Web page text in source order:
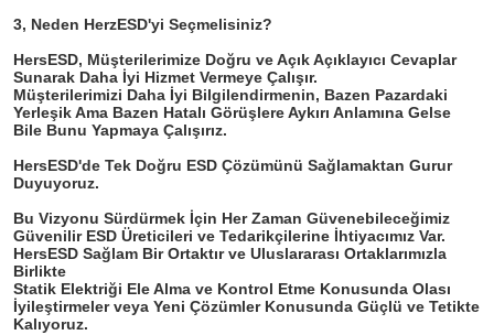
3, Neden HerzESD'yi Seçmelisiniz?
HersESD, Müşterilerimize Doğru ve Açık Açıklayıcı Cevaplar
Sunarak Daha İyi Hizmet Vermeye Çalışır.
Müşterilerimizi Daha İyi Bilgilendirmenin, Bazen Pazardaki
Yerleşik Ama Bazen Hatalı Görüşlere Aykırı Anlamına Gelse
Bile Bunu Yapmaya Çalışırız.
HersESD'de Tek Doğru ESD Çözümünü Sağlamaktan Gurur
Duyuyoruz.
Bu Vizyonu Sürdürmek İçin Her Zaman Güvenebileceğimiz
Güvenilir ESD Üreticileri ve Tedarikçilerine İhtiyacımız Var.
HersESD Sağlam Bir Ortaktır ve Uluslararası Ortaklarımızla
Birlikte
Statik Elektriği Ele Alma ve Kontrol Etme Konusunda Olası
İyileştirmeler veya Yeni Çözümler Konusunda Güçlü ve Tetikte
Kalıyoruz.